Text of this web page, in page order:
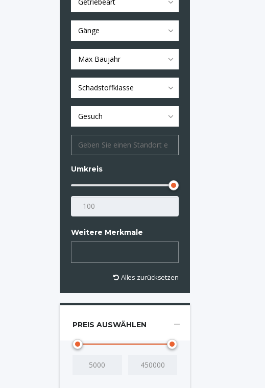
Gänge
Max Baujahr
Schadstoffklasse
Gesuch
Umkreis
Weitere Merkmale
Alles zurücksetzen
PREIS AUSWÄHLEN